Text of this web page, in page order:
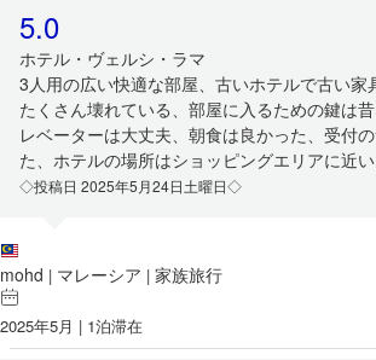
5.0
ホテル・ヴェルシ・ラマ
3人用の広い快適な部屋、古いホテルで古い家
たくさん壊れている、部屋に入るための鍵は
レベーターは大丈夫、朝食は良かった、受付
た、ホテルの場所はショッピングエリアに近い
◇投稿日 2025年5月24日土曜日◇
mohd | マレーシア | 家族旅行
2025年5月 | 1泊滞在